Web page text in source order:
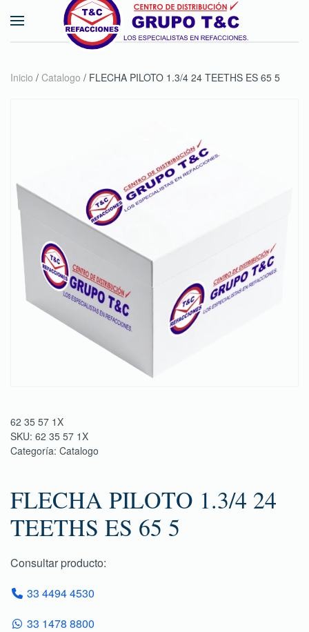
Skip to main content
Inicio / Catalogo / FLECHA PILOTO 1.3/4 24 TEETHS ES 65 5
62 35 57 1X
SKU: 62 35 57 1X
Categoría: Catalogo
FLECHA PILOTO 1.3/4 24
TEETHS ES 65 5
Consultar producto:
33 4494 4530
33 1478 8800